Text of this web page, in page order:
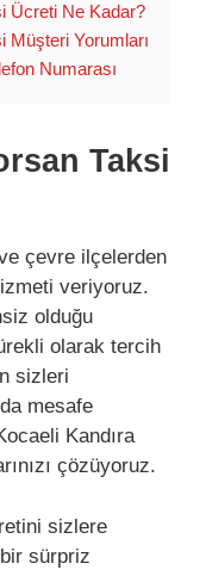
Ücreti Ne Kadar?
Müşteri Yorumları
Numarası
Taksi
çevre ilçelerden
veriyoruz.
olduğu
olarak tercih
sizleri
mesafe
Kandıra
çözüyoruz.
sizlere
sürpriz